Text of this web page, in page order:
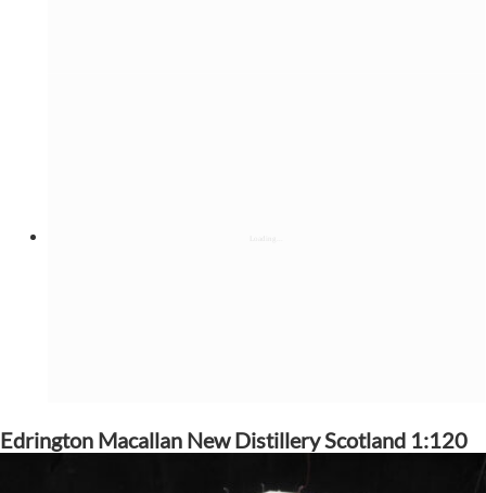
Edrington Macallan New Distillery Scotland 1:120